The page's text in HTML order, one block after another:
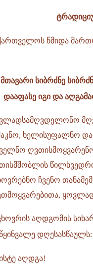
წმიდა
მთავარი სიბრძნე
დააფასე იგი და
ხელისუფალნო
ჩვენო
აღდგომის
დღესასწაულს:
აღდგა!